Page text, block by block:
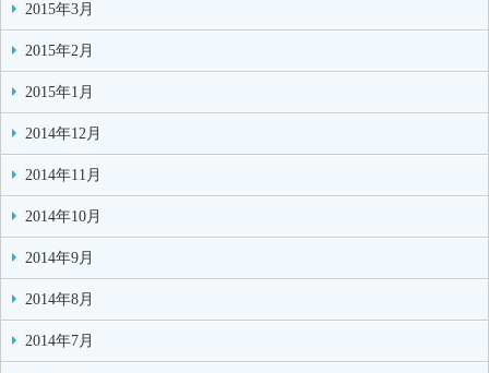
2015年3月
2015年2月
2015年1月
2014年12月
2014年11月
2014年10月
2014年9月
2014年8月
2014年7月